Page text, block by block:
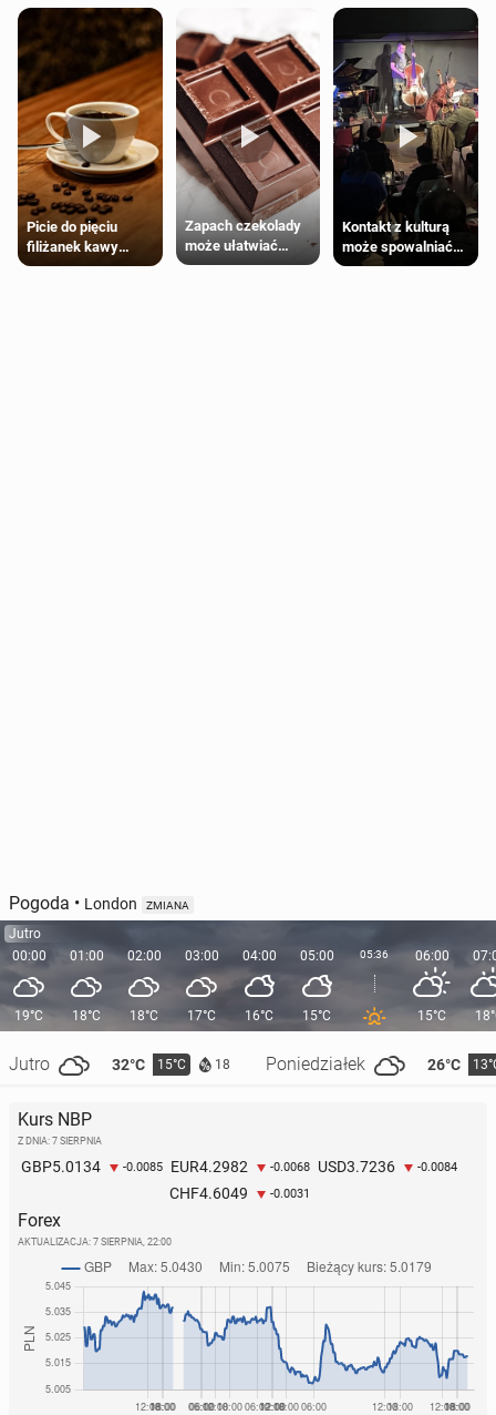
Picie do pięciu
filiżanek kawy
dziennie jest
Zapach czekolady
może ułatwiać
trening siłowy
Kontakt z kulturą
może spowalniać
starzenie
Pogoda • London ZMIANA
Jutro
00:00
19°C
Jutro 32°C 15°C 18 Poniedziałek 26°C
01:00
18°C
02:00
18°C
03:00
17°C
04:00
16°C
05:00
15°C
05:36 06:00
15°C
Kurs NBP
Z DNIA: 7 SIERPNIA
GBP5.0134 -0.0085 EUR4.2982 -0.0068 USD3.7236 -0.0084
CHF4.6049 -0.0031
Forex
AKTUALIZACJA: 7 SIERPNIA, 22:00